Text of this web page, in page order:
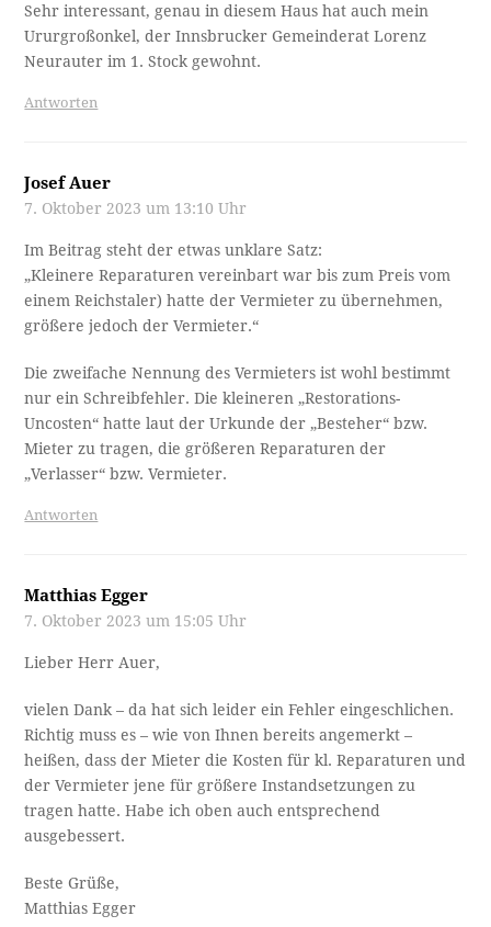
Sehr interessant, genau in diesem Haus hat auch mein
Ururgroßonkel, der Innsbrucker Gemeinderat Lorenz
Neurauter im 1. Stock gewohnt.
Antworten
Josef Auer
7. Oktober 2023 um 13:10 Uhr
Im Beitrag steht der etwas unklare Satz:
„Kleinere Reparaturen vereinbart war bis zum Preis vom
einem Reichstaler) hatte der Vermieter zu übernehmen,
größere jedoch der Vermieter.“
Die zweifache Nennung des Vermieters ist wohl bestimmt
nur ein Schreibfehler. Die kleineren „Restorations-
Uncosten“ hatte laut der Urkunde der „Besteher“ bzw.
Mieter zu tragen, die größeren Reparaturen der
„Verlasser“ bzw. Vermieter.
Antworten
Matthias Egger
7. Oktober 2023 um 15:05 Uhr
Lieber Herr Auer,
vielen Dank – da hat sich leider ein Fehler eingeschlichen.
Richtig muss es – wie von Ihnen bereits angemerkt –
heißen, dass der Mieter die Kosten für kl. Reparaturen und
der Vermieter jene für größere Instandsetzungen zu
tragen hatte. Habe ich oben auch entsprechend
ausgebessert.
Beste Grüße,
Matthias Egger